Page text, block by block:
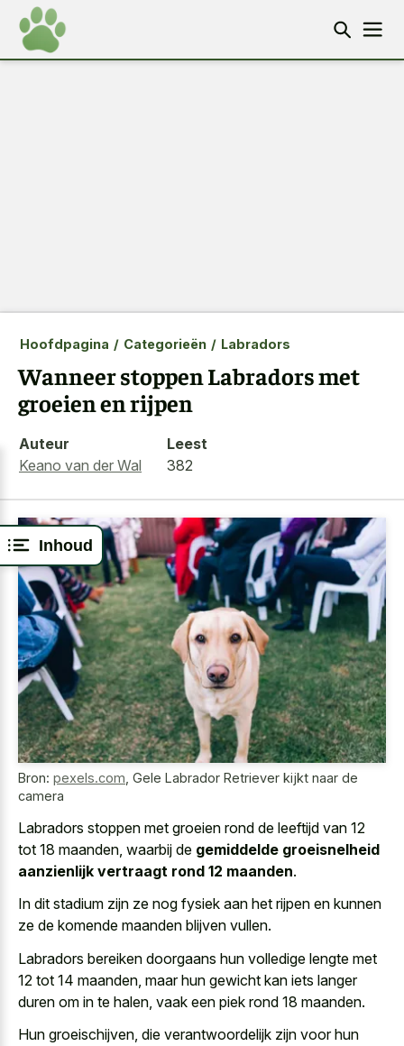
Inhoud
Hoofdpagina / Categorieën / Labradors
Wanneer stoppen Labradors met
groeien en rijpen
Auteur
Keano van der Wal
Leest
382
Bron: pexels.com Gele Labrador Retriever kijkt naar de
camera
Labradors stoppen met groeien rond de leeftijd van 12
tot 18 maanden, waarbij de gemiddelde groeisnelheid
aanzienlijk vertraagt rond 12 maanden.
In dit stadium zijn ze nog fysiek aan het rijpen en kunnen
ze de komende maanden blijven vullen.
Labradors bereiken doorgaans hun volledige lengte met
12 tot 14 maanden, maar hun gewicht kan iets langer
duren om in te halen, vaak een piek rond 18 maanden.
Hun groeischijven, die verantwoordelijk zijn voor hun